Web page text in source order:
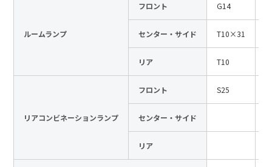
ルームランプ
フロント G14
センター・サイド T10×31
リア T10
リアコンビネーションランプ
フロント S25
センター・サイド
リア